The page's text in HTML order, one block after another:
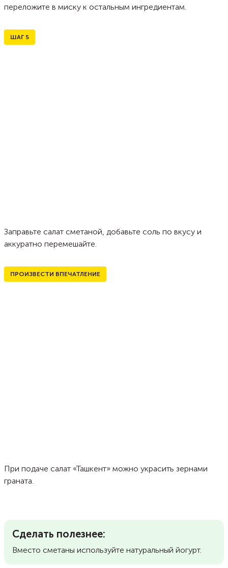
переложите в миску к остальным ингредиентам.
ШАГ 5
Заправьте салат сметаной, добавьте соль по вкусу и
аккуратно перемешайте.
ПРОИЗВЕСТИ ВПЕЧАТЛЕНИЕ
При подаче салат «Ташкент» можно украсить зернами
граната.
Сделать полезнее:
Вместо сметаны используйте натуральный йогурт.